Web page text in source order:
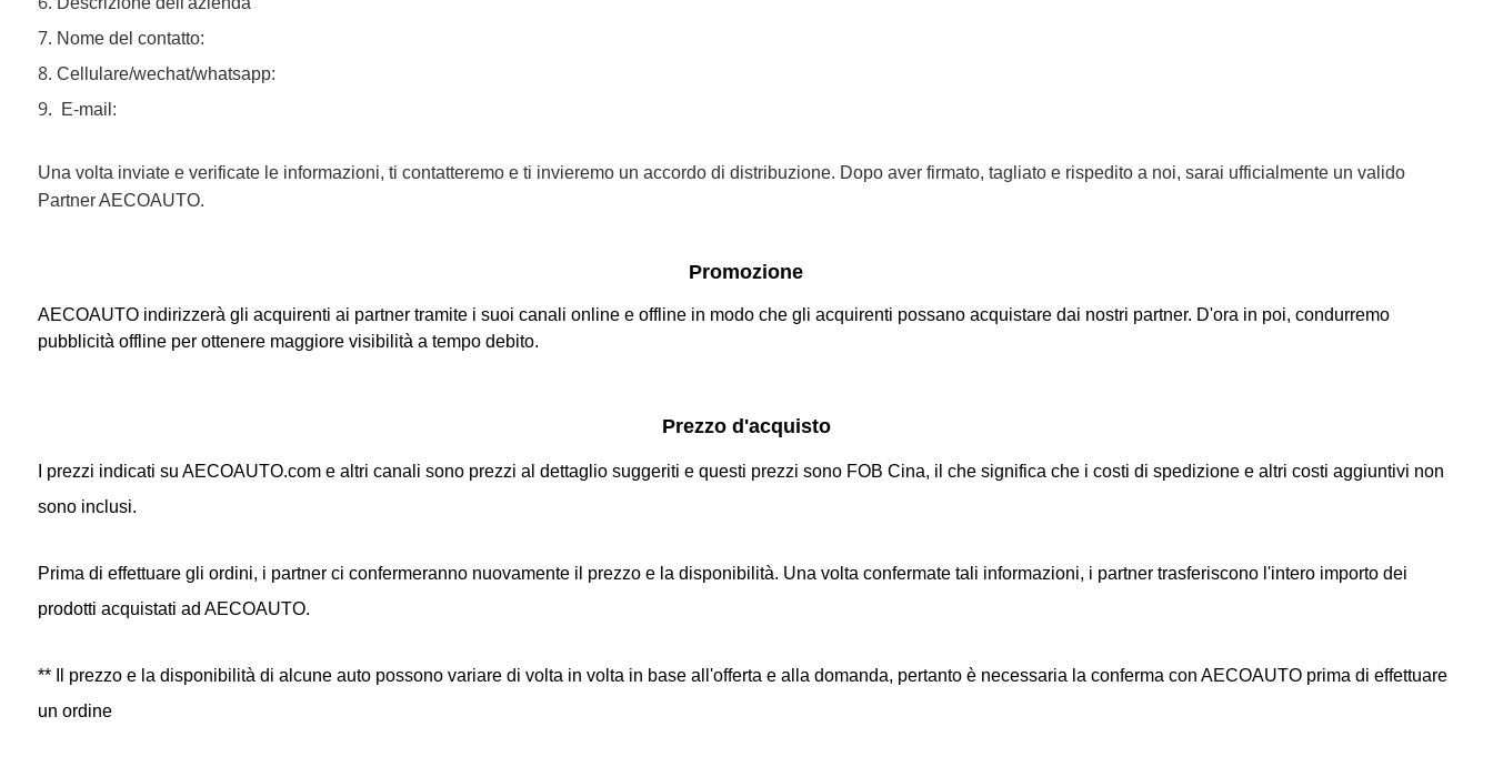
7. Nome del contatto:
8. Cellulare/wechat/whatsapp:
9. E-mail:
Una volta inviate e verificate le informazioni, ti contatteremo e ti invieremo un accordo di distribuzione. Dopo aver firmato, tagliato e rispedito a noi, sarai ufficialmente un valido
Partner AECOAUTO.
Promozione
AECOAUTO indirizzerà gli acquirenti ai partner tramite i suoi canali online e offline in modo che gli acquirenti possano acquistare dai nostri partner. D'ora in poi, condurremo
pubblicità offline per ottenere maggiore visibilità a tempo debito.
Prezzo d'acquisto
I prezzi indicati su AECOAUTO.com e altri canali sono prezzi al dettaglio suggeriti e questi prezzi sono FOB Cina, il che significa che i costi di spedizione e altri costi aggiuntivi non
sono inclusi.
Prima di effettuare gli ordini, i partner ci confermeranno nuovamente il prezzo e la disponibilità. Una volta confermate tali informazioni, i partner trasferiscono l'intero importo dei
prodotti acquistati ad AECOAUTO.
** Il prezzo e la disponibilità di alcune auto possono variare di volta in volta in base all'offerta e alla domanda, pertanto è necessaria la conferma con AECOAUTO prima di effettuare
un ordine